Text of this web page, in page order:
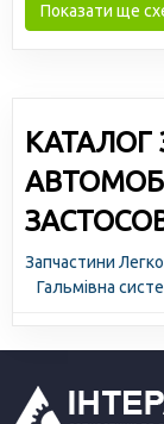
Показати ще
Запчастини
Гальмівна